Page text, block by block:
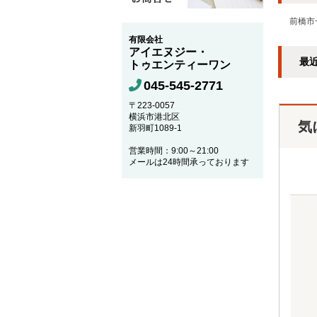
前橋市
最
気
有限会社
アイエヌジー・
トゥエンティーワン
045-545-2771
〒223-0057
横浜市港北区
新羽町1089-1
営業時間：9:00～21:00
メールは24時間承っております